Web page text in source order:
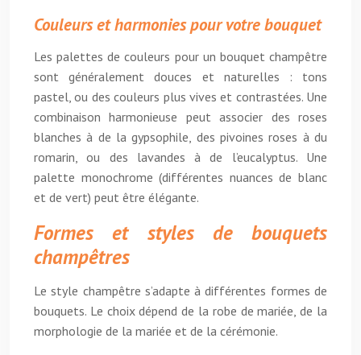
Couleurs et harmonies pour votre bouquet
Les palettes de couleurs pour un bouquet champêtre
sont généralement douces et naturelles : tons
pastel, ou des couleurs plus vives et contrastées. Une
combinaison harmonieuse peut associer des roses
blanches à de la gypsophile, des pivoines roses à du
romarin, ou des lavandes à de l’eucalyptus. Une
palette monochrome (différentes nuances de blanc
et de vert) peut être élégante.
Formes et styles de bouquets
champêtres
Le style champêtre s’adapte à différentes formes de
bouquets. Le choix dépend de la robe de mariée, de la
morphologie de la mariée et de la cérémonie.